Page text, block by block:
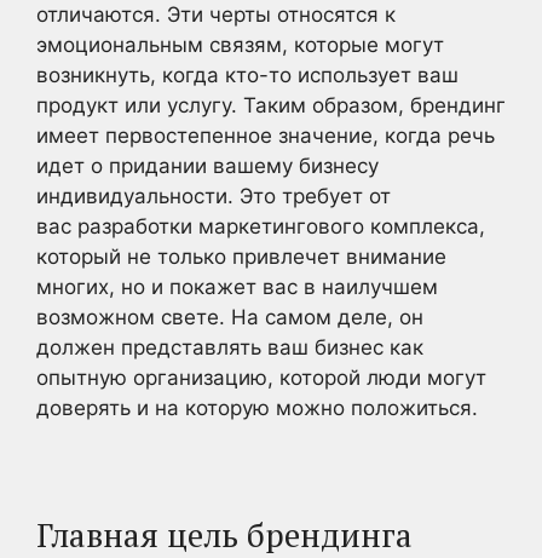
отличаются. Эти черты относятся к
эмоциональным связям, которые могут
возникнуть, когда кто-то использует ваш
продукт или услугу. Таким образом, брендинг
имеет первостепенное значение, когда речь
идет о придании вашему бизнесу
индивидуальности. Это требует от
вас разработки маркетингового комплекса,
который не только привлечет внимание
многих, но и покажет вас в наилучшем
возможном свете. На самом деле, он
должен представлять ваш бизнес как
опытную организацию, которой люди могут
доверять и на которую можно положиться.
Главная цель брендинга